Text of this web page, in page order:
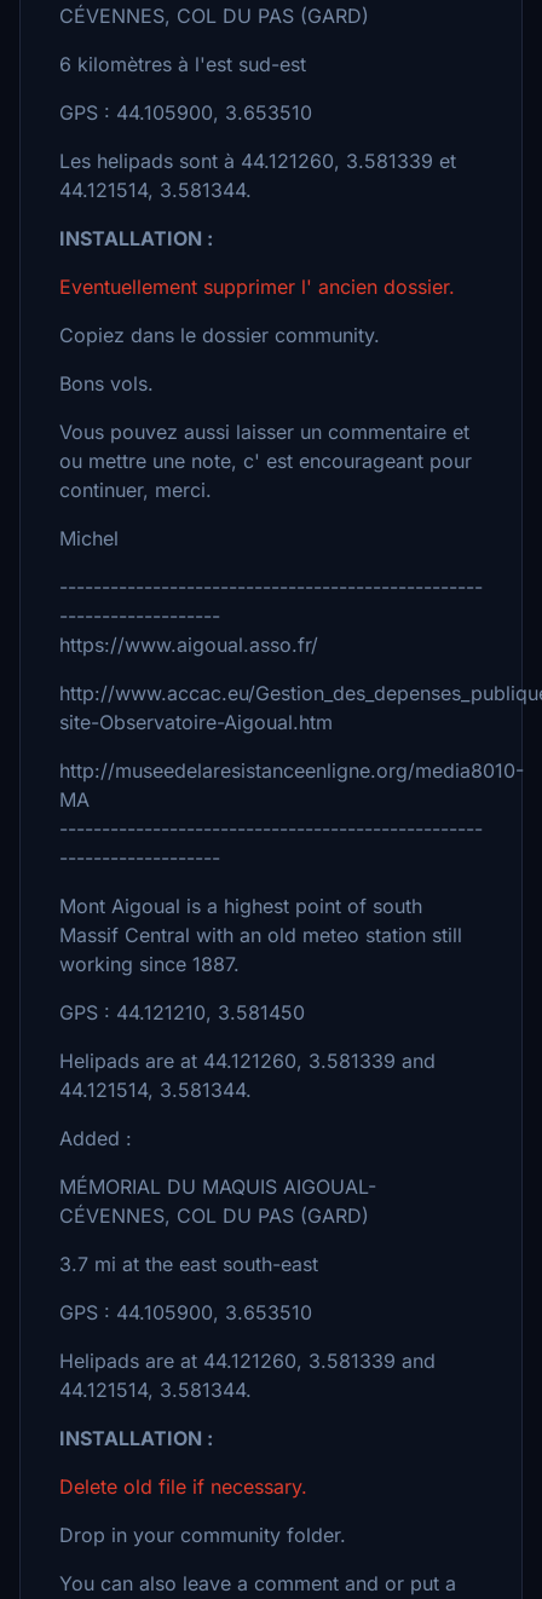
CÉVENNES, COL DU PAS (GARD)
6 kilomètres à l'est sud-est
GPS : 44.105900, 3.653510
Les helipads sont à 44.121260, 3.581339 et
44.121514, 3.581344.
INSTALLATION :
Eventuellement supprimer l' ancien dossier.
Copiez dans le dossier community.
Bons vols.
Vous pouvez aussi laisser un commentaire et
ou mettre une note, c' est encourageant pour
continuer, merci.
Michel
--------------------------------------------------
-------------------
https://www.aigoual.asso.fr/
http://www.accac.eu/
site-Observatoire-Aigoual.htm
http://museedelaresistanceenligne.org/media8010-
MA
--------------------------------------------------
-------------------
Mont Aigoual is a highest point of south
Massif Central with an old meteo station still
working since 1887.
GPS : 44.121210, 3.581450
Helipads are at 44.121260, 3.581339 and
44.121514, 3.581344.
Added :
MÉMORIAL DU MAQUIS AIGOUAL-
CÉVENNES, COL DU PAS (GARD)
3.7 mi at the east south-east
GPS : 44.105900, 3.653510
Helipads are at 44.121260, 3.581339 and
44.121514, 3.581344.
INSTALLATION :
Delete old file if necessary.
Drop in your community folder.
You can also leave a comment and or put a